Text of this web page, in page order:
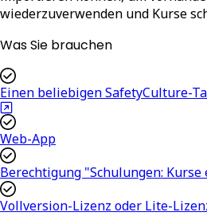
wiederzuverwenden und Kurse
Was Sie brauchen
Einen beliebigen SafetyCulture-
Web-App
Berechtigung "Schulungen:
Vollversion-Lizenz oder Lite-